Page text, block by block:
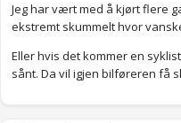
Jeg har vært med å kjørt flere
ekstremt skummelt hvor
Eller hvis det kommer en
sånt. Da vil igjen bilføreren få